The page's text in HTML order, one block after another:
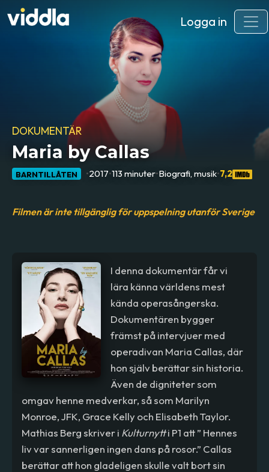
Logga in
DOKUMENTÄR
Maria by Callas
BARNTILLÅTEN •2017•113 minuter•Biografi, musik•7,2
Filmen är inte tillgänglig för uppspelning utanför Sverige
I denna dokumentär får vi
lära känna världens mest
kända operasångerska.
Dokumentären bygger
främst på intervjuer med
operadivan Maria Callas, där
hon själv berättar sin historia.
Även de digniteter som
omgav henne medverkar, så som Marilyn
Monroe, JFK, Grace Kelly och Elisabeth Taylor.
Mathias Berg skriver i Kulturnytti P1 att ” Hennes
liv var sannerligen ingen dans på rosor.” Callas
berättar att hon gladeligen skulle valt bort sin